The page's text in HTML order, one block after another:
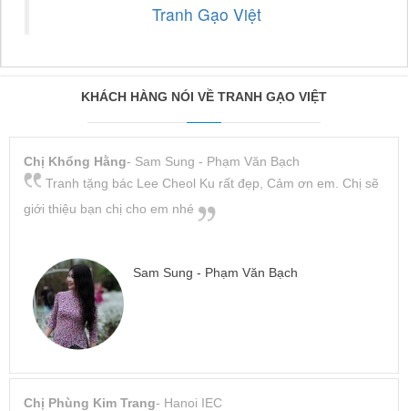
Tranh Gạo Việt
KHÁCH HÀNG NÓI VỀ TRANH GẠO VIỆT
Chị Khổng Hằng- Sam Sung - Phạm Văn Bạch
Tranh tặng bác Lee Cheol Ku rất đẹp, Cảm ơn em. Chị sẽ
giới thiệu bạn chị cho em nhé
Sam Sung - Phạm Văn Bạch
Chị Phùng Kim Trang- Hanoi IEC